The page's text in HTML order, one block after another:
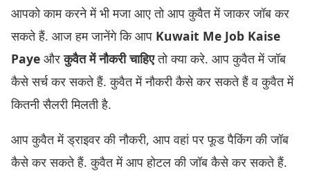
आपको काम करने में भी मजा आए तो आप कुवैत में जाकर जॉब कर
सकते हैं. आज हम जानेंगे कि आप Kuwait Me Job Kaise
Paye औरकुवैत में नौकरी चाहिएतो क्या करे. आप कुवैत में जॉब
कैसे सर्च कर सकते हैं. कुवैत में नौकरी कैसे कर सकते हैं व कुवैत में
कितनी सैलरी मिलती है.
आप कुवैत में ड्राइवर की नौकरी, आप वहां पर फूड पैकिंग की जॉब
कैसे कर सकते हैं. कुवैत में आप होटल की जॉब कैसे कर सकते हैं.